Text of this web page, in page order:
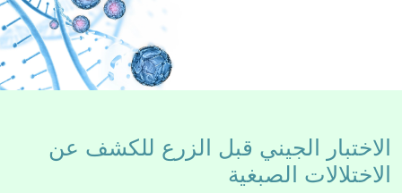
الاختبار الجيني قبل الزرع للكشف عن
الاختلالات الصبغية